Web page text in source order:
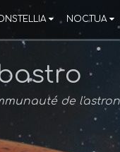
NOCTUA
de